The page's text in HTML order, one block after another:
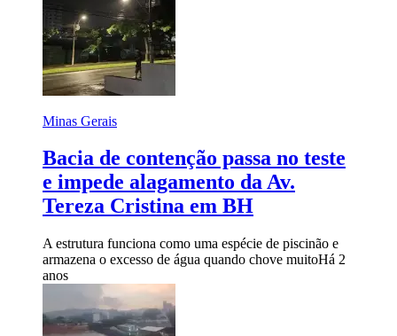
Minas Gerais
Bacia de contenção passa no teste
e impede alagamento da Av.
Tereza Cristina em BH
A estrutura funciona como uma espécie de piscinão e
armazena o excesso de água quando chove muitoHá 2
anos